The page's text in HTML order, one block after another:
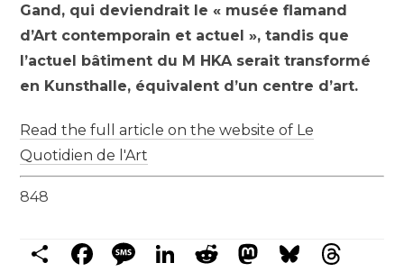
Gand, qui deviendrait le « musée flamand
d’Art contemporain et actuel », tandis que
l’actuel bâtiment du M HKA serait transformé
en Kunsthalle, équivalent d’un centre d’art.
Read the full article on the website of Le
Quotidien de l'Art
848
Share FacebookMessage LinkedIn Reddit MastodonBluesky